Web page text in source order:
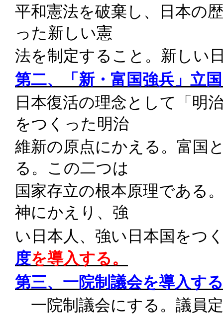
平和憲法を破棄し、日本の
った新しい憲
法を制定すること。新しい
第二、「新・富国強兵」立
日本復活の理念として「明
をつくった明治
維新の原点にかえる。富国
る。この二つは
国家存立の根本原理である
神にかえり、強
い日本人、強い日本国をつ
度を導入する。
第三、一院制議会を導入す
一院制議会にする。議員